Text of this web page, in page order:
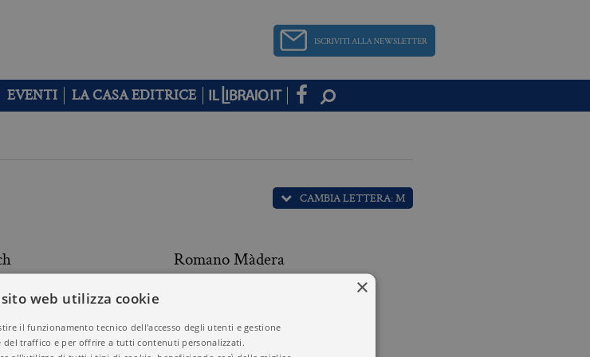
EVENTI LA CASA EDITRICE
CAMBIA LETTERA: M
Romano Màdera
×
web utilizza cookie
il funzionamento tecnico dell'accesso degli utenti e gestione
del traffico e per offrire a tutti contenuti personalizzati.